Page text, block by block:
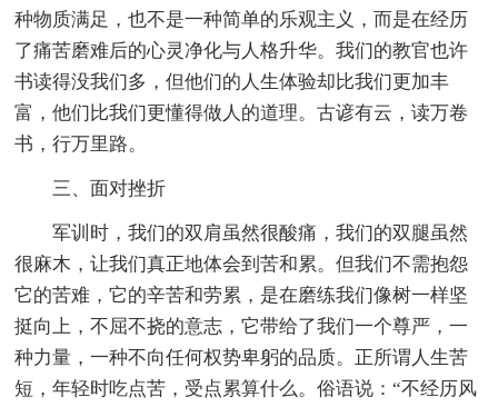
种物质满足，也不是一种简单的乐观主义，而是在经历
了痛苦磨难后的心灵净化与人格升华。我们的教官也许
书读得没我们多，但他们的人生体验却比我们更加丰
富，他们比我们更懂得做人的道理。古谚有云，读万卷
书，行万里路。
三、面对挫折
军训时，我们的双肩虽然很酸痛，我们的双腿虽然
很麻木，让我们真正地体会到苦和累。但我们不需抱怨
它的苦难，它的辛苦和劳累，是在磨练我们像树一样坚
挺向上，不屈不挠的意志，它带给了我们一个尊严，一
种力量，一种不向任何权势卑躬的品质。正所谓人生苦
短，年轻时吃点苦，受点累算什么。俗语说：“不经历风